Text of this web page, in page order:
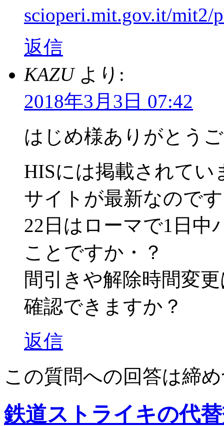
scioperi.mit.gov.it/mit2/
返信
KAZU より:
2018年3月3日 07:42
はじめ様ありがとう
HISには掲載されて
サイトが最新なので
22日はローマで1日中
ことですか・？
間引きや解除時間変
確認できますか？
返信
この質問への回答は締
鉄道ストライキの代